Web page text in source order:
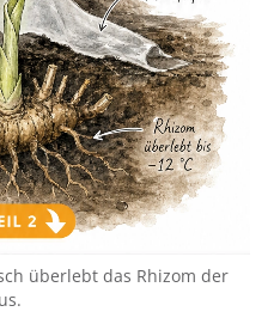
überlebt das Rhizom der